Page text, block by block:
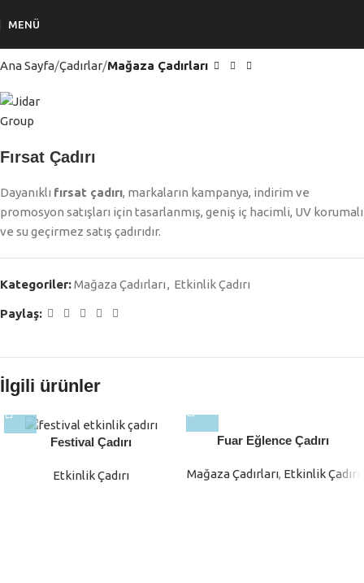
MENÜ
Ana Sayfa Çadırlar Mağaza Çadırları
Fırsat Çadırı
Dayanıklı fırsat çadırı, markaların kampanya, indirim ve
promosyon satışları için tasarlanmış, geniş iç hacimli, UV korumalı
ve su geçirmez satış çadırıdır.
Kategoriler:Mağaza Çadırları, Etkinlik Çadırı
Paylaş:
İlgili ürünler
Festival Çadırı
Etkinlik Çadırı
Fuar Eğlence Çadırı
Mağaza Çadırları, Etkinlik Çadırı